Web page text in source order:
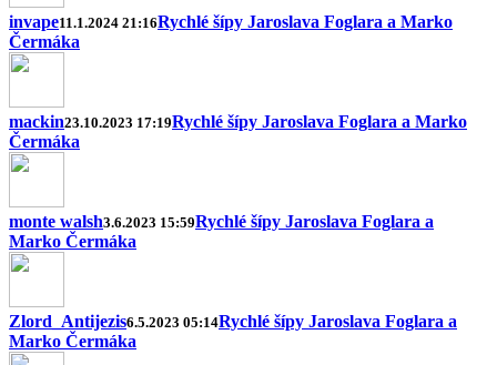
invape11.1.2024 21:16Rychlé šípy Jaroslava Foglara a Marko
Čermáka
mackin23.10.2023 17:19Rychlé šípy Jaroslava Foglara a Marko
Čermáka
monte walsh3.6.2023 15:59Rychlé šípy Jaroslava Foglara a
Marko Čermáka
Zlord_Antijezis6.5.2023 05:14Rychlé šípy Jaroslava Foglara a
Marko Čermáka